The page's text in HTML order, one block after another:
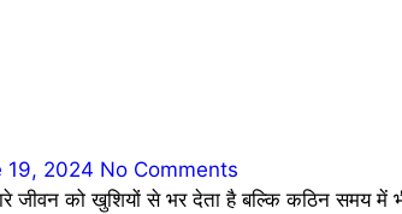
19, 2024 No Comments
जीवन को खुशियों से भर देता है बल्कि कठिन समय